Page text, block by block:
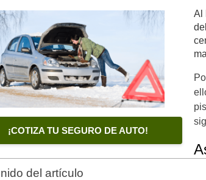
¡COTIZA TU SEGURO DE AUTO!
Al
del artículo